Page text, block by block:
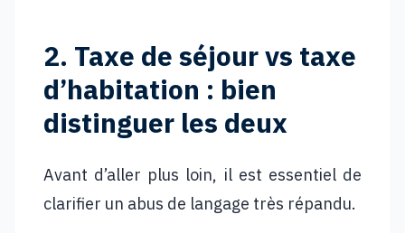
2. Taxe de séjour vs taxe
d’habitation : bien
distinguer les deux
Avant d’aller plus loin, il est essentiel de
clarifier un abus de langage très répandu.